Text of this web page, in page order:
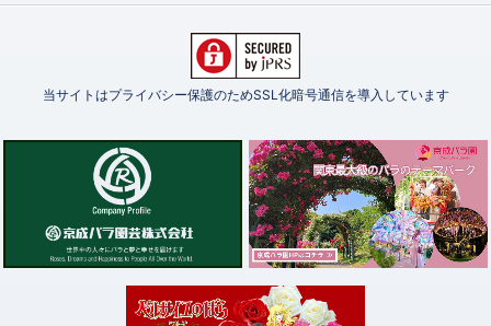
当サイトはプライバシー保護のためSSL化暗号通信を導入しています